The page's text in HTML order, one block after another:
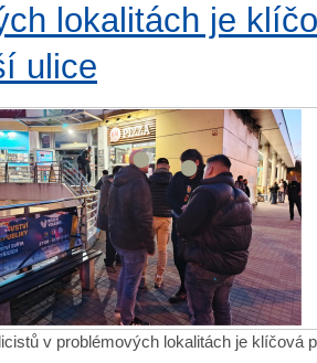
lokalitách je
ulice
v problémových lokalitách je klíčová